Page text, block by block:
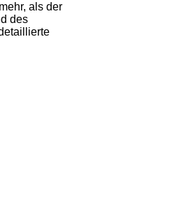
als der
des